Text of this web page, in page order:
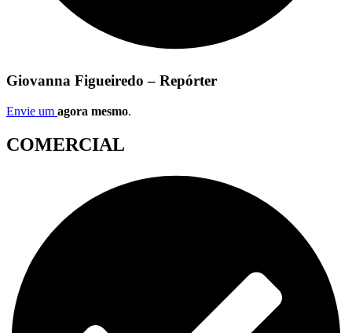
Giovanna Figueiredo – Repórter
Envie um agora mesmo.
COMERCIAL